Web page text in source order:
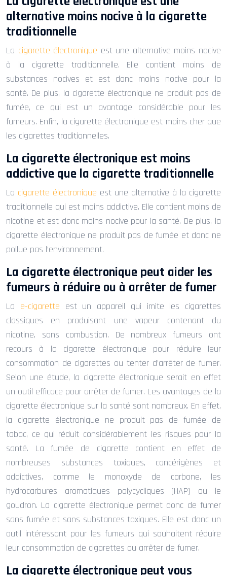
alternative moins nocive à la cigarette
traditionnelle
La cigarette électronique est une alternative moins nocive
à la cigarette traditionnelle. Elle contient moins de
substances nocives et est donc moins nocive pour la
santé. De plus, la cigarette électronique ne produit pas de
fumée, ce qui est un avantage considérable pour les
fumeurs. Enfin, la cigarette électronique est moins cher que
les cigarettes traditionnelles.
La cigarette électronique est moins
addictive que la cigarette traditionnelle
La cigarette électronique est une alternative à la cigarette
traditionnelle qui est moins addictive. Elle contient moins de
nicotine et est donc moins nocive pour la santé. De plus, la
cigarette électronique ne produit pas de fumée et donc ne
pollue pas l’environnement.
La cigarette électronique peut aider les
fumeurs à réduire ou à arrêter de fumer
La e-cigarette est un appareil qui imite les cigarettes
classiques en produisant une vapeur contenant du
nicotine, sans combustion. De nombreux fumeurs ont
recours à la cigarette électronique pour réduire leur
consommation de cigarettes ou tenter d’arrêter de fumer.
Selon une étude, la cigarette électronique serait en effet
un outil efficace pour arrêter de fumer. Les avantages de la
cigarette électronique sur la santé sont nombreux. En effet,
la cigarette électronique ne produit pas de fumée de
tabac, ce qui réduit considérablement les risques pour la
santé. La fumée de cigarette contient en effet de
nombreuses substances toxiques, cancérigènes et
addictives, comme le monoxyde de carbone, les
hydrocarbures aromatiques polycycliques (HAP) ou le
goudron. La cigarette électronique permet donc de fumer
sans fumée et sans substances toxiques. Elle est donc un
outil intéressant pour les fumeurs qui souhaitent réduire
leur consommation de cigarettes ou arrêter de fumer.
La cigarette électronique peut vous